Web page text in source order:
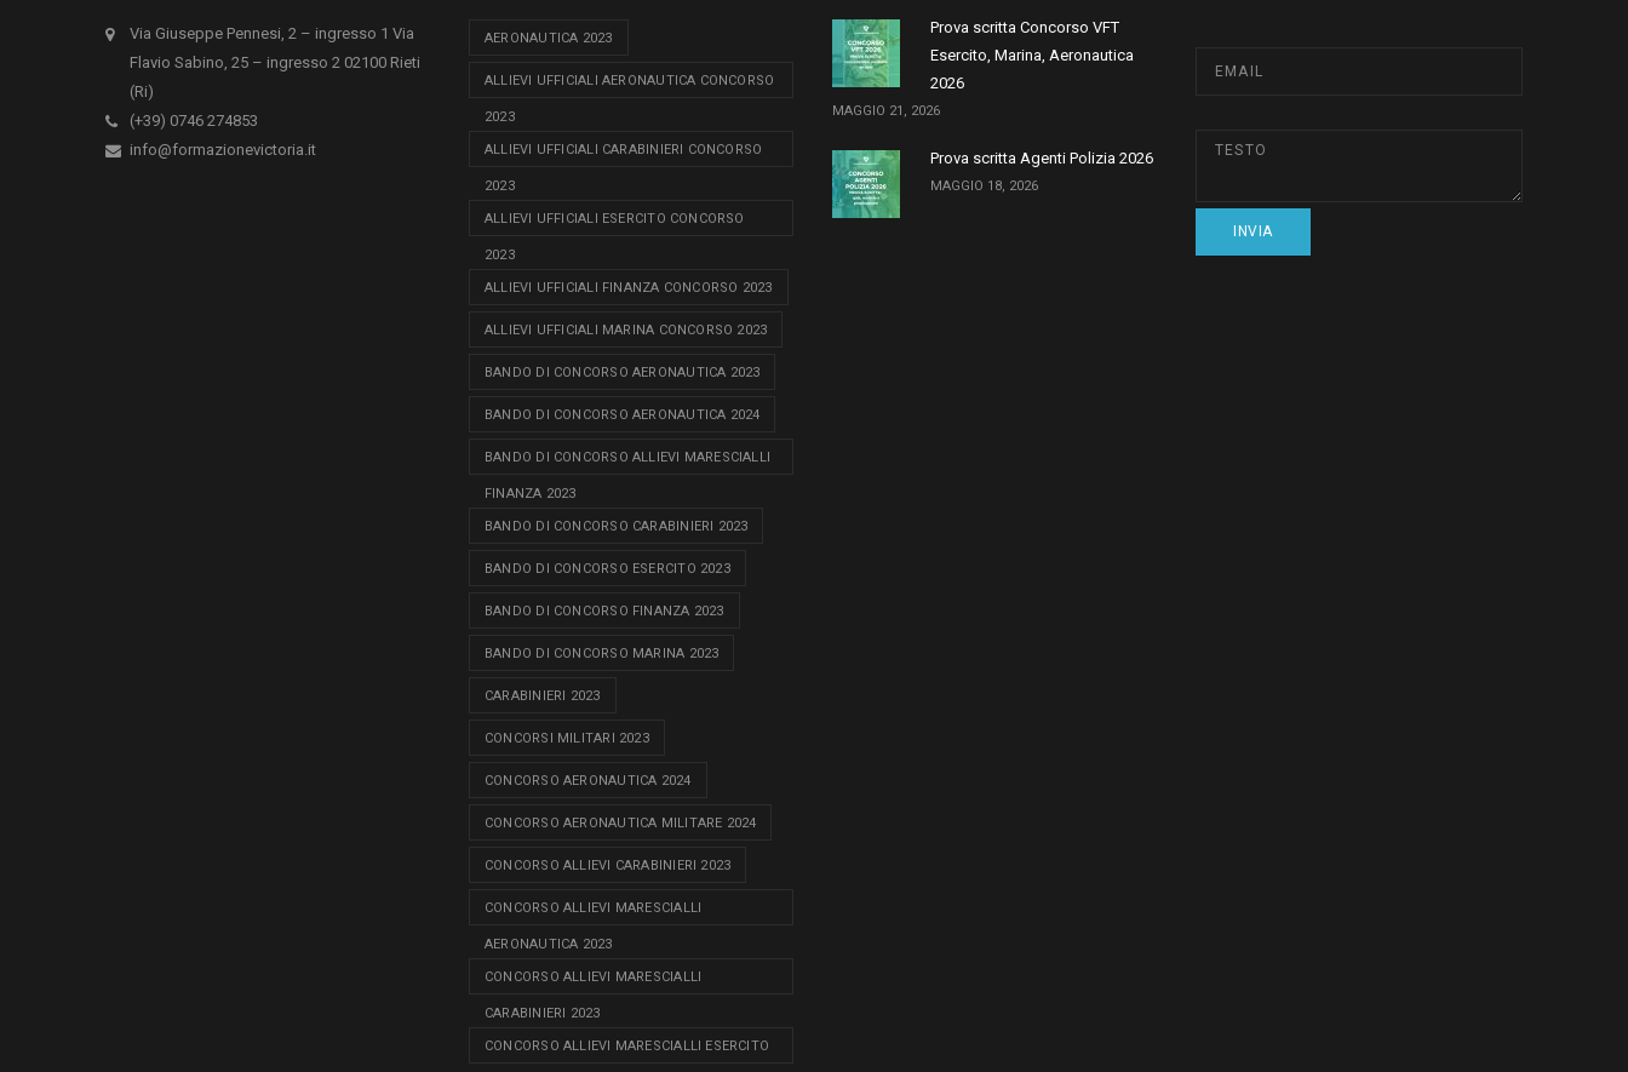
Via Giuseppe Pennesi, 2 – ingresso 1 Via
Flavio Sabino, 25 – ingresso 2 02100 Rieti
(Ri)
(+39) 0746 274853
info@formazionevictoria.it
AERONAUTICA 2023
ALLIEVI UFFICIALI AERONAUTICA CONCORSO
2023
ALLIEVI UFFICIALI CARABINIERI CONCORSO
2023
ALLIEVI UFFICIALI ESERCITO CONCORSO
2023
ALLIEVI UFFICIALI FINANZA CONCORSO 2023
ALLIEVI UFFICIALI MARINA CONCORSO 2023
BANDO DI CONCORSO AERONAUTICA 2023
BANDO DI CONCORSO AERONAUTICA 2024
BANDO DI CONCORSO ALLIEVI MARESCIALLI
FINANZA 2023
BANDO DI CONCORSO CARABINIERI 2023
BANDO DI CONCORSO ESERCITO 2023
BANDO DI CONCORSO FINANZA 2023
BANDO DI CONCORSO MARINA 2023
CARABINIERI 2023
CONCORSI MILITARI 2023
CONCORSO AERONAUTICA 2024
CONCORSO AERONAUTICA MILITARE 2024
CONCORSO ALLIEVI CARABINIERI 2023
CONCORSO ALLIEVI MARESCIALLI
AERONAUTICA 2023
CONCORSO ALLIEVI MARESCIALLI
CARABINIERI 2023
CONCORSO ALLIEVI MARESCIALLI ESERCITO
Prova scritta Concorso VFT
Esercito, Marina, Aeronautica
2026
MAGGIO 21, 2026
Prova scritta Agenti Polizia 2026
MAGGIO 18, 2026